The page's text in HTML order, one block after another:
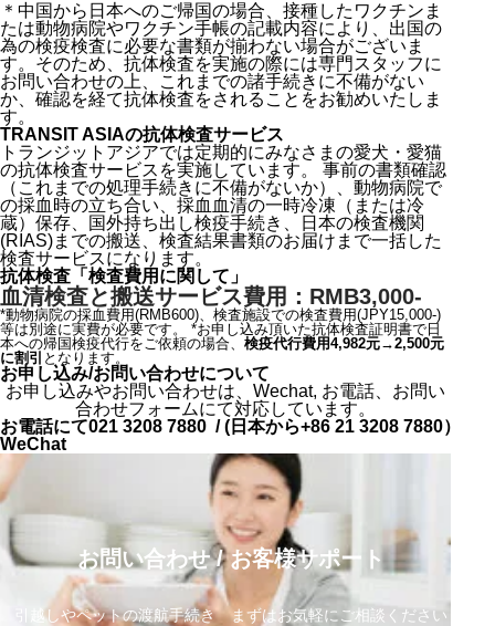
＊中国から日本へのご帰国の場合、接種したワクチンま
たは動物病院やワクチン手帳の記載内容により、出国の
為の検疫検査に必要な書類が揃わない場合がございま
す。そのため、抗体検査を実施の際には専門スタッフに
お問い合わせの上、これまでの諸手続きに不備がない
か、確認を経て抗体検査をされることをお勧めいたしま
す。
TRANSIT ASIAの抗体検査サービス
トランジットアジアでは定期的にみなさまの愛犬・愛猫
の抗体検査サービスを実施しています。 事前の書類確認
（これまでの処理手続きに不備がないか）、動物病院で
の採血時の立ち合い、採血血清の一時冷凍（または冷
蔵）保存、国外持ち出し検疫手続き、日本の検査機関
(RIAS)までの搬送、検査結果書類のお届けまで一括した
検査サービスになります。
抗体検査「検査費用に関して」
血清検査と搬送サービス費用：RMB3,000-
*動物病院の採血費用(RMB600)、検査施設での検査費用(JPY15,000-)
等は別途に実費が必要です。 *お申し込み頂いた抗体検査証明書で日
本への帰国検疫代行をご依頼の場合、 検疫代行費用4,982元→2,500元
に割引 となります。
お申し込み/お問い合わせについて
お申し込みやお問い合わせは、Wechat, お電話、お問い
合わせフォームにて対応しています。
お電話にて021 3208 7880 / (日本から+86 21 3208 7880）
WeChat
お問い合わせ / お客様サポート
引越しやペットの渡航手続き まずはお気軽にご相談ください
愛犬愛猫の日本帰国必須手続き（狂犬病抗体検査）の
ご案内
ワクチン接種と抗体検査の時期について
TRANSIT ASIAの抗体検査サービス
抗体検査「検査費用に関して」
お申し込み/お問い合わせについて